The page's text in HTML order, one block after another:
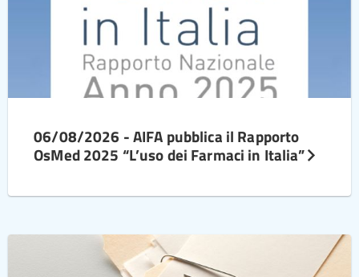
06/08/2026 - AIFA pubblica il Rapporto
OsMed 2025 “L’uso dei Farmaci in Italia”